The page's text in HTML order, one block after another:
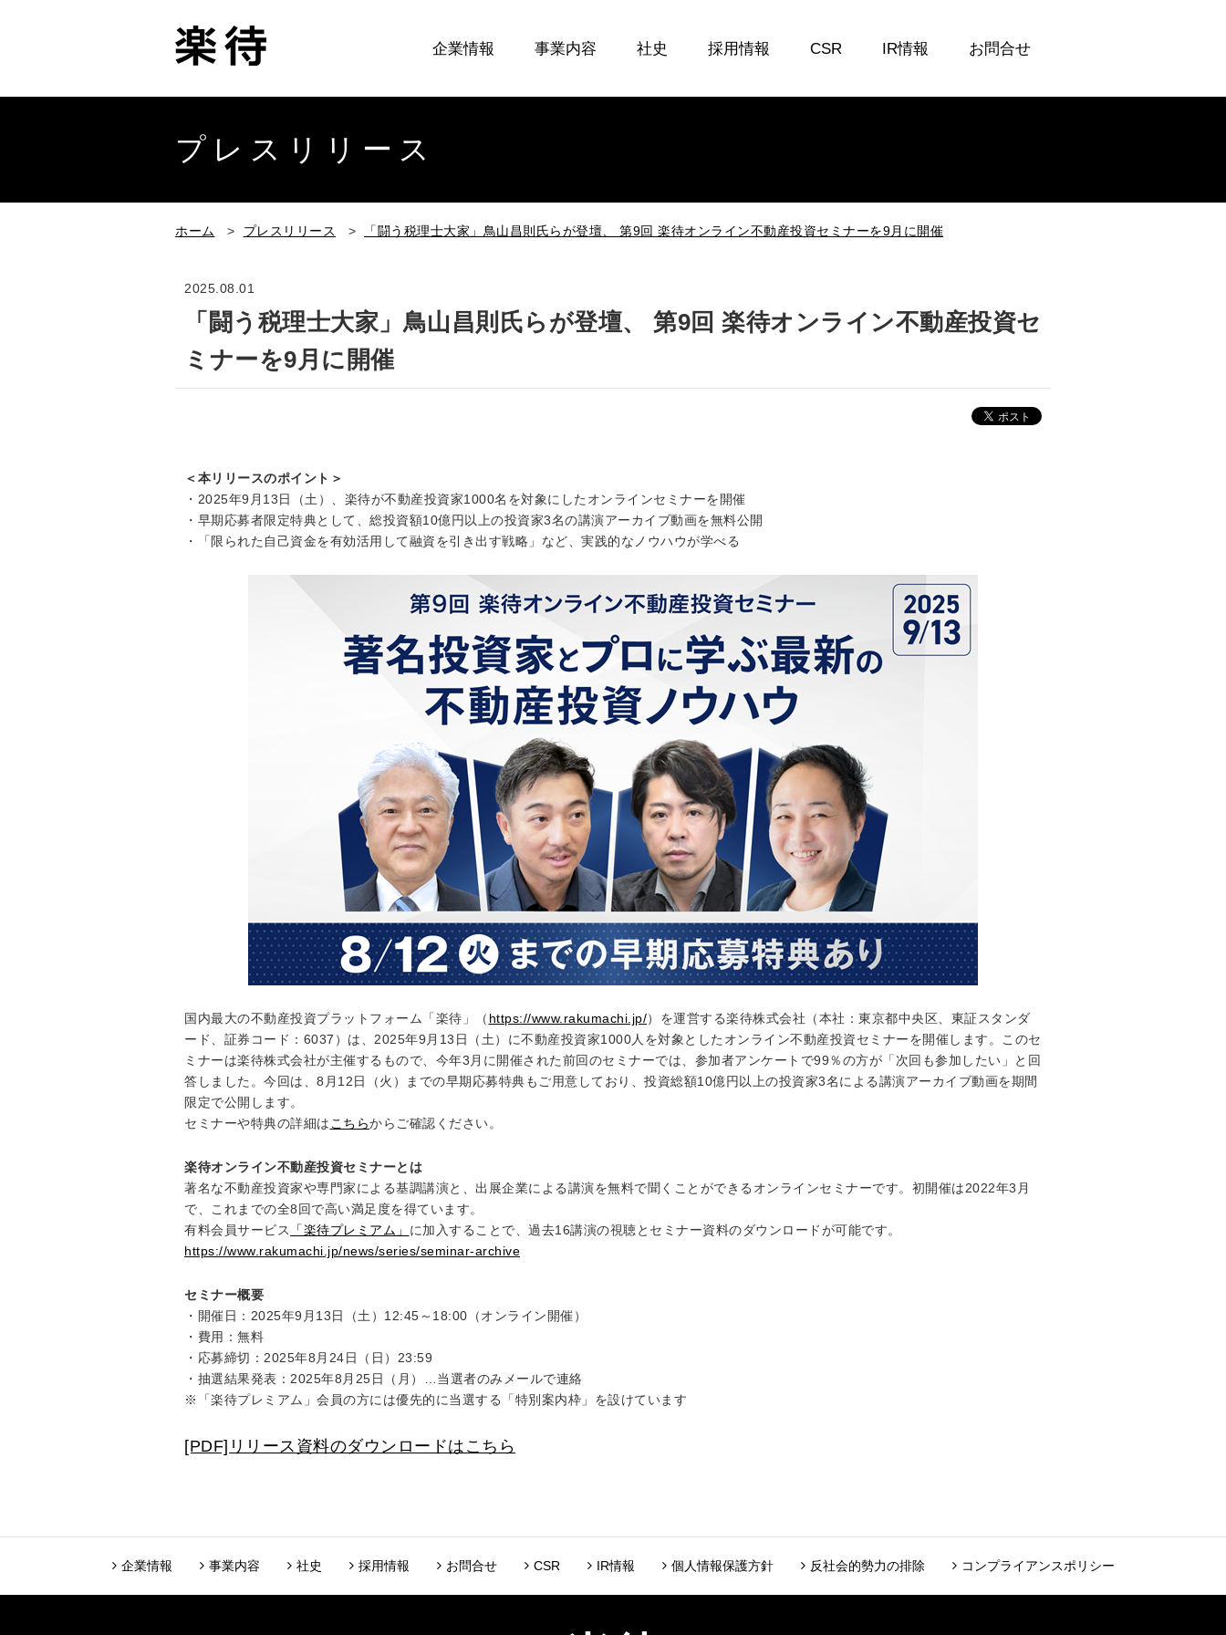
企業情報 事業内容 社史 採用情報 CSR IR情報 お問合せ
プレスリリース
ホーム > プレスリリース > 「闘う税理士大家」鳥山昌則氏らが登壇、 第9回 楽待オンライン不動産投資セミナーを9月に開催
2025.08.01
「闘う税理士大家」鳥山昌則氏らが登壇、 第9回 楽待オンライン不動産投資セ
ミナーを9月に開催
＜本リリースのポイント＞
・2025年9月13日（土）、楽待が不動産投資家1000名を対象にしたオンラインセミナーを開催
・早期応募者限定特典として、総投資額10億円以上の投資家3名の講演アーカイブ動画を無料公開
・「限られた自己資金を有効活用して融資を引き出す戦略」など、実践的なノウハウが学べる
国内最大の不動産投資プラットフォーム「楽待」（ https://www.rakumachi.jp/）を運営する楽待株式会社（本社：東京都中央区、東証スタンダ
ード、証券コード：6037）は、2025年9月13日（土）に不動産投資家1000人を対象としたオンライン不動産投資セミナーを開催します。このセ
ミナーは楽待株式会社が主催するもので、今年3月に開催された前回のセミナーでは、参加者アンケートで99％の方が「次回も参加したい」と回
答しました。今回は、8月12日（火）までの早期応募特典もご用意しており、投資総額10億円以上の投資家3名による講演アーカイブ動画を期間
限定で公開します。
セミナーや特典の詳細は こちらからご確認ください。
楽待オンライン不動産投資セミナーとは
著名な不動産投資家や専門家による基調講演と、出展企業による講演を無料で聞くことができるオンラインセミナーです。初開催は2022年3月
で、これまでの全8回で高い満足度を得ています。
有料会員サービス
「楽待プレミアム」 に加入することで、過去16講演の視聴とセミナー資料のダウンロードが可能です。
https://www.rakumachi.jp/news/series/seminar-archive
セミナー概要
・開催日：2025年9月13日（土）12:45～18:00（オンライン開催）
・費用：無料
・応募締切：2025年8月24日（日）23:59
・抽選結果発表：2025年8月25日（月）…当選者のみメールで連絡
※「楽待プレミアム」会員の方には優先的に当選する「特別案内枠」を設けています
[PDF]リリース資料のダウンロードはこちら
企業情報 事業内容 社史 採用情報 お問合せ CSR IR情報 個人情報保護方針 反社会的勢力の排除 コンプライアンスポリシー